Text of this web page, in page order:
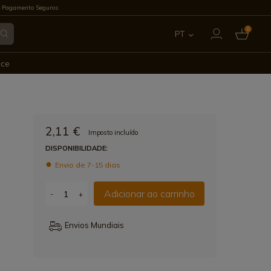
Pagamento Seguros
PT 0
2,11 €
Imposto incluído
DISPONIBILIDADE:
Envio de 7-15 dias
- + Adicionar ao carrinho
Envios Mundiais